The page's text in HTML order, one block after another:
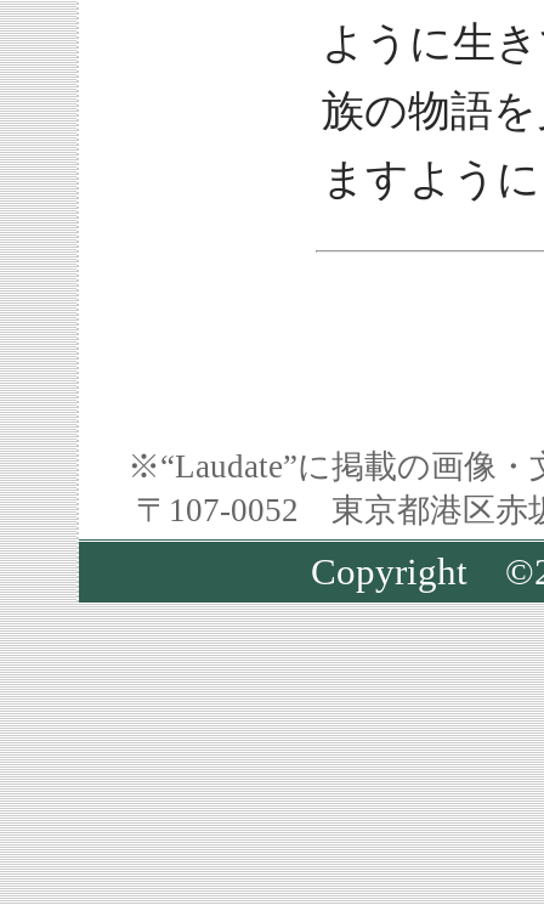
ように生
族の物語
ますよう
※“Laudate”に掲載の画像
〒107-0052 東京都港区
Copyright